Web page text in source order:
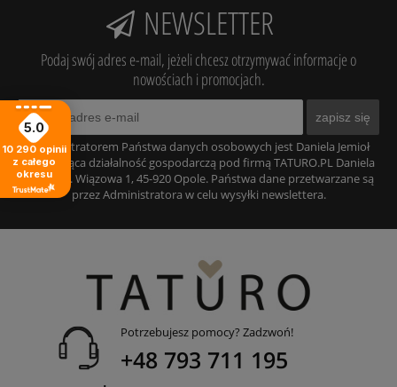
NEWSLETTER
Podaj swój adres e-mail, jeżeli chcesz otrzymywać informacje o
nowościach i promocjach.
zapisz się
Administratorem Państwa danych osobowych jest Daniela Jemioł
prowadząca działalność gospodarczą pod firmą TATURO.PL Daniela
Jemioł, ul. Wiązowa 1, 45-920 Opole. Państwa dane przetwarzane są
przez Administratora w celu wysyłki newslettera.
Potrzebujesz pomocy? Zadzwoń!
+48 793 711 195
5.0
10 290 opinii
z całego
okresu